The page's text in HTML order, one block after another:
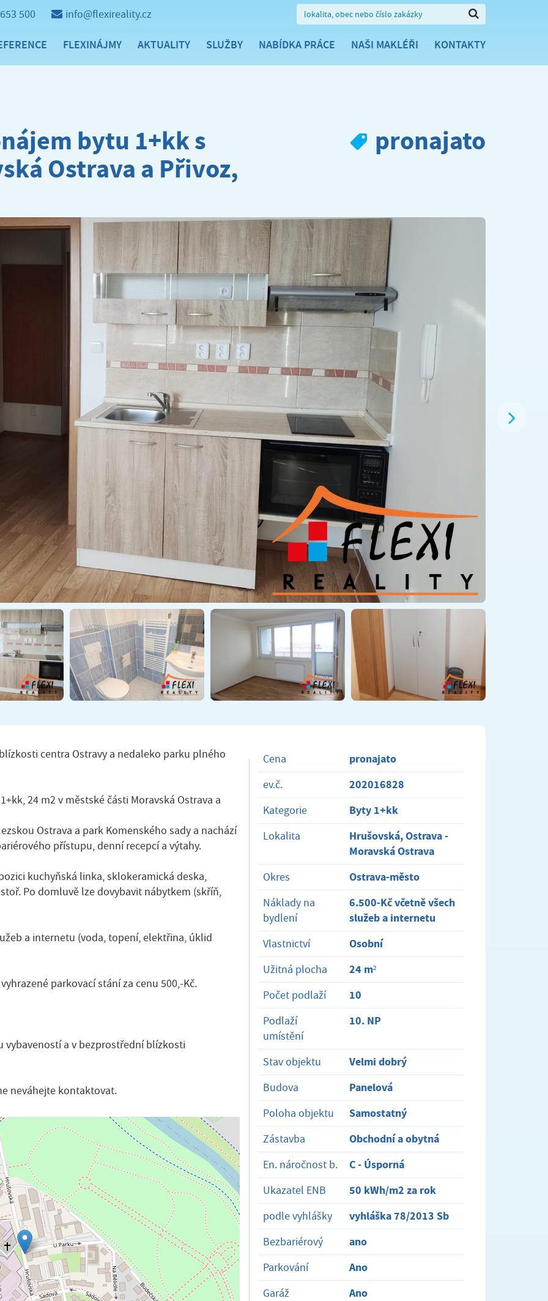
500 info@flexireality.cz
FLEXINÁJMY AKTUALITY SLUŽBY NABÍDKA PRÁCE NAŠI MAKLÉŘI KONTAKTY
bytu 1+kk s
Ostrava a Přivoz,
pronajato
centra Ostravy a nedaleko parku plného
24 m2 v městské části Moravská Ostrava a
Ostrava a park Komenského sady a nachází
přístupu, denní recepcí a výtahy.
kuchyňská linka, sklokeramická deska,
Po domluvě lze dovybavit nábytkem (skříň,
a internetu (voda, topení, elektřina, úklid
parkovací stání za cenu 500,-Kč.
a v bezprostřední blízkosti
neváhejte kontaktovat.
Cena pronajato
ev.č. 202016828
Kategorie Byty 1+kk
Lokalita
Hrušovská, Ostrava -
Moravská Ostrava
Okres Ostrava-město
Náklady na
bydlení
6.500-Kč včetně všech
služeb a internetu
Vlastnictví Osobní
Užitná plocha 24 m²
Počet podlaží 10
Podlaží
umístění
10. NP
Stav objektu Velmi dobrý
Budova Panelová
Poloha objektu Samostatný
Zástavba Obchodní a obytná
En. náročnost b. C - Úsporná
Ukazatel ENB 50 kWh/m2 za rok
podle vyhlášky vyhláška 78/2013 Sb
Bezbariérový ano
Parkování Ano
Garáž Ano